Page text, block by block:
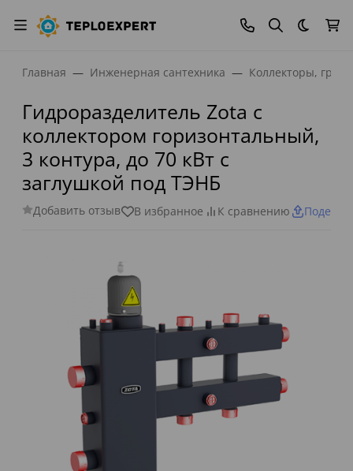
Темная
Главная Инженерная сантехника Коллекторы,
Гидроразделитель Zota с
коллектором горизонтальный,
3 контура, до 70 кВт c
заглушкой под ТЭНБ
Добавить отзыв В избранное К сравнению